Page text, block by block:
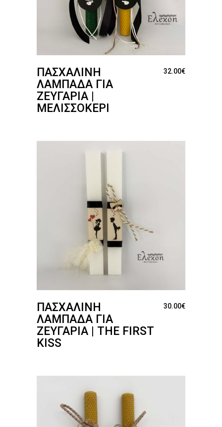
ΠΑΣΧΑΛΙΝΉ
ΛΑΜΠΆΔΑ ΓΙΑ
ΖΕΥΓΆΡΙΑ |
ΜΕΛΙΣΣΟΚΈΡΙ
32.00€
ΠΑΣΧΑΛΙΝΉ
ΛΑΜΠΆΔΑ ΓΙΑ
ΖΕΥΓΆΡΙΑ | THE FIRST
KISS
30.00€